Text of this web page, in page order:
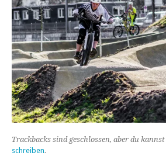
Trackbacks sind geschlossen, aber du kannst
schreiben.